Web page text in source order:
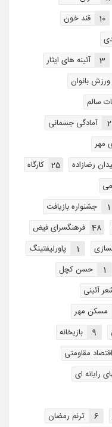
قند خون 10
آئینه های ایثار 3
ورزش بانوان
سالم
آمادگی جسمانی 2
مهر
رضازاده کارگاه 25
جشنواره بازیافت 1
فرهنگسرای فیض 48
پاورلیفتینگ 1
حسن کچل 1
آئینی
مسکن مهر
بازیخانه 9
اقتصاد مقاومتی
رایانه ای
ترنم رمضان 6